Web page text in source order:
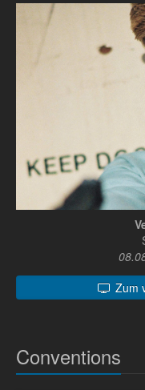
Zum
Conventions